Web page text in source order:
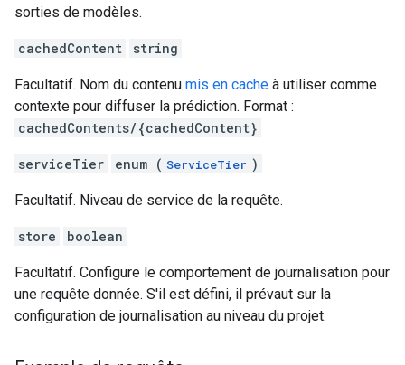
sorties de modèles.
cachedContent string
Facultatif. Nom du contenu mis en cache à utiliser comme
contexte pour diffuser la prédiction. Format :
cachedContents/{cachedContent}
serviceTier enum ( ServiceTier )
Facultatif. Niveau de service de la requête.
store boolean
Facultatif. Configure le comportement de journalisation pour
une requête donnée. S'il est défini, il prévaut sur la
configuration de journalisation au niveau du projet.